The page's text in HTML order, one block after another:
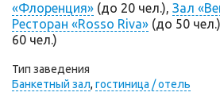
«Флоренция» (до 20 чел.), Зал
Ресторан «Rosso Riva» (до 50
60 чел.)
Тип заведения
Банкетный зал, гостиница / отель